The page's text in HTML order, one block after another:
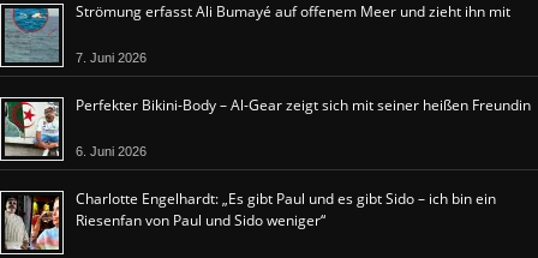
Strömung erfasst Ali Bumayé auf offenem Meer und zieht ihn mit
7. Juni 2026
Perfekter Bikini-Body – Al-Gear zeigt sich mit seiner heißen Freundin
6. Juni 2026
Charlotte Engelhardt: „Es gibt Paul und es gibt Sido – ich bin ein
Riesenfan von Paul und Sido weniger“